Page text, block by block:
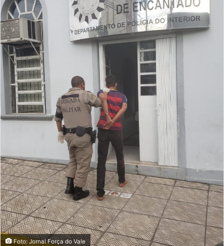
Foto: Jornal Força do Vale